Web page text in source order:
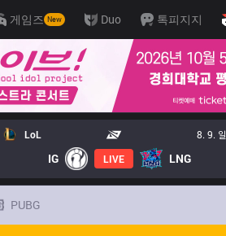
게임즈 New Duo 톡피지지
LoL 8. 9. 일
IG LIVE LNG
PUBG